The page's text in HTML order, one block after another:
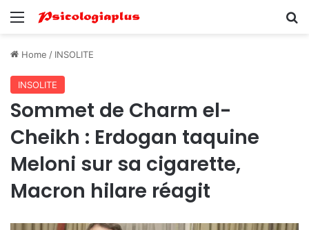
Menu
Home / INSOLITE
INSOLITE
Sommet de Charm el-
Cheikh : Erdogan taquine
Meloni sur sa cigarette,
Macron hilare réagit